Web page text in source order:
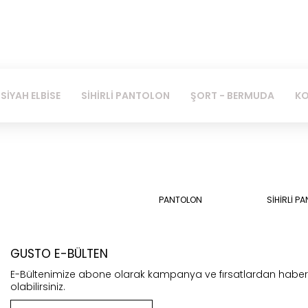
SİYAH ELBİSE SİHİRLİ PANTOLON ŞORT - BERMUDA
PANTOLON SİHİRLİ
GUSTO E-BÜLTEN
E-Bültenimize abone olarak kampanya ve fırsatlardan
olabilirsiniz.